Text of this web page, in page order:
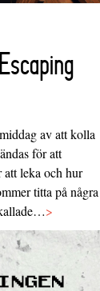
av att kolla
för att
att leka och hur
titta på några
>